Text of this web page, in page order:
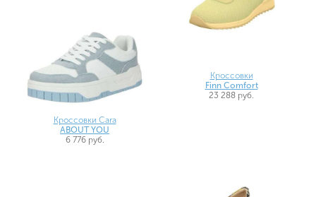
Кроссовки Cara
ABOUT YOU
6 776 руб.
Кроссовки
Finn Comfort
23 288 руб.